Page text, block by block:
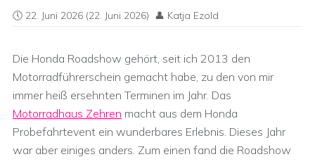
22. Juni 2026 (22. Juni 2026) Katja Ezold
Die Honda Roadshow gehört, seit ich 2013 den
Motorradführerschein gemacht habe, zu den von mir
immer heiß ersehnten Terminen im Jahr. Das
Motorradhaus Zehren macht aus dem Honda
Probefahrtevent ein wunderbares Erlebnis. Dieses Jahr
war aber einiges anders. Zum einen fand die Roadshow